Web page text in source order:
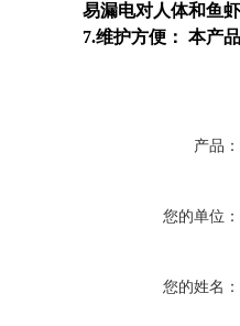
易漏电对人体和鱼
7.维护方便： 本产
产品：
您的单位：
您的姓名：